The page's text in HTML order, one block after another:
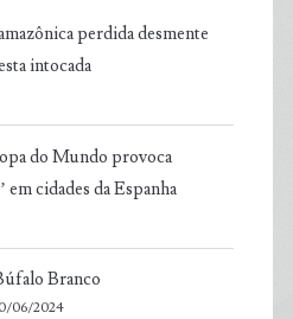
perdida desmente
intocada
do Mundo provoca
em cidades da Espanha
Branco
06/2024